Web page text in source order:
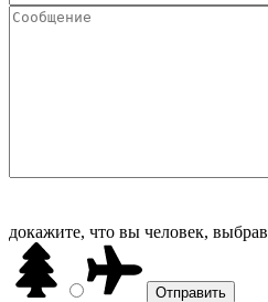
докажите, что вы человек, выбрав